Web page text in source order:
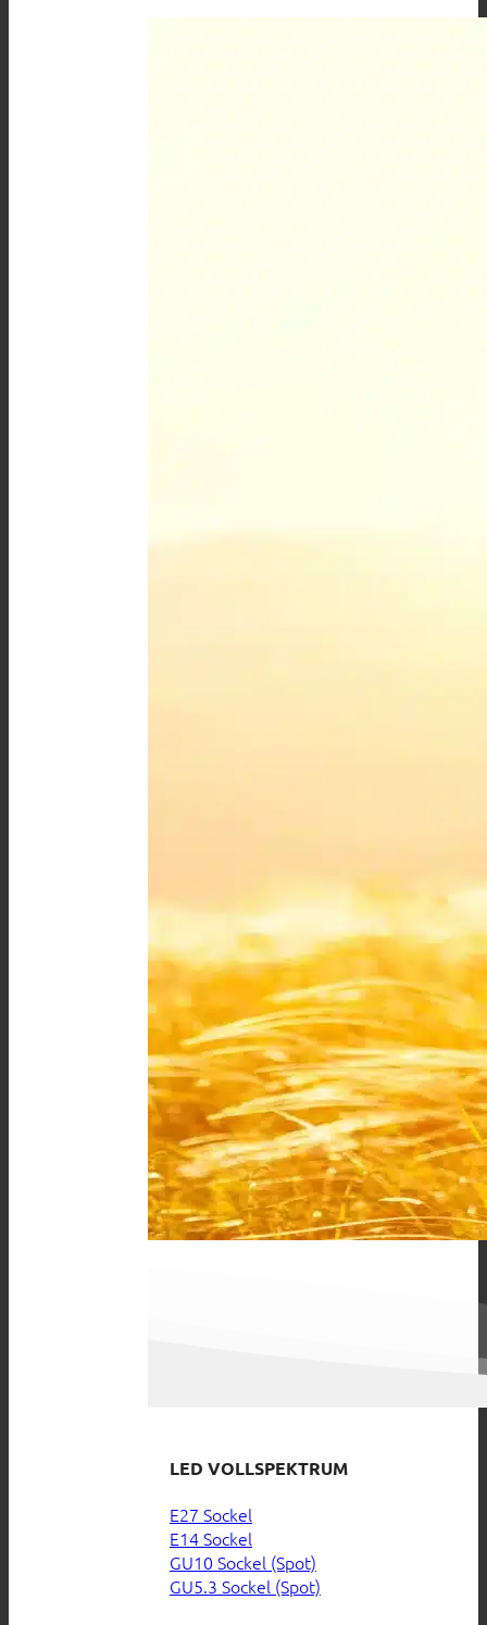
LED VOLLSPEKTRUM
E27 Sockel
E14 Sockel
GU10 Sockel (Spot)
GU5.3 Sockel (Spot)